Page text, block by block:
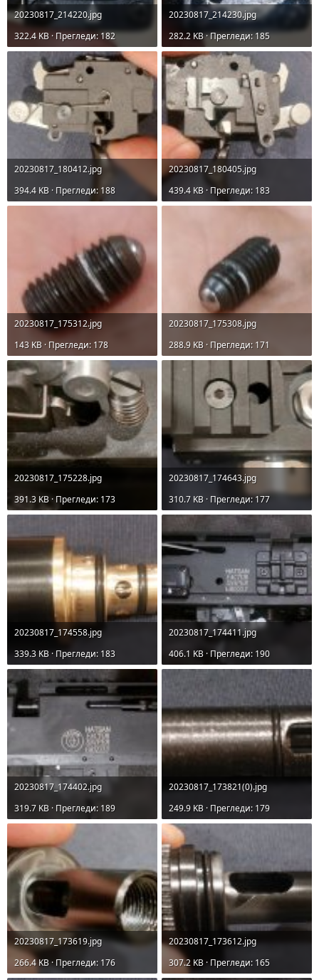
20230817_214220.jpg
322.4 KB · Прегледи: 182
20230817_214230.jpg
282.2 KB · Прегледи: 185
20230817_180412.jpg
394.4 KB · Прегледи: 188
20230817_180405.jpg
439.4 KB · Прегледи: 183
20230817_175312.jpg
143 KB · Прегледи: 178
20230817_175308.jpg
288.9 KB · Прегледи: 171
20230817_175228.jpg
391.3 KB · Прегледи: 173
20230817_174643.jpg
310.7 KB · Прегледи: 177
20230817_174558.jpg
339.3 KB · Прегледи: 183
20230817_174411.jpg
406.1 KB · Прегледи: 190
20230817_174402.jpg
319.7 KB · Прегледи: 189
20230817_173821(0).jpg
249.9 KB · Прегледи: 179
20230817_173619.jpg
266.4 KB · Прегледи: 176
20230817_173612.jpg
307.2 KB · Прегледи: 165